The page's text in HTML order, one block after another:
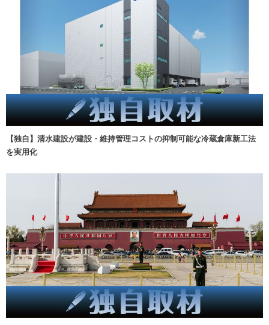
【独自】清水建設が建設・維持管理コストの抑制可能な冷蔵倉庫新工法
を実用化